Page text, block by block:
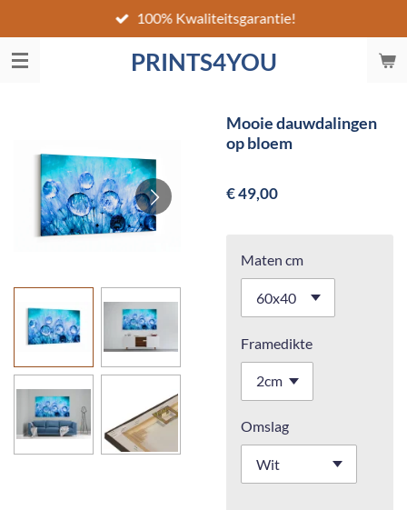
direct
naar
PRINTS4YOU
100% Kwaliteitsgarantie!
Mooie dauwdalingen
op bloem
€ 49,00
Maten cm
Framedikte
Omslag